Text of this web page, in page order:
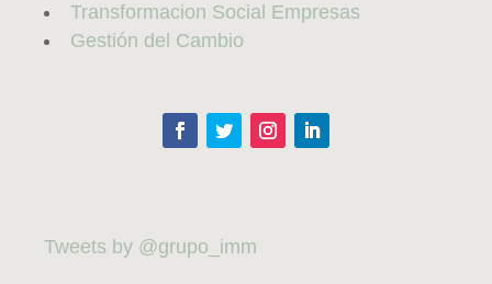
Transformacion Social Empresas
Gestión del Cambio
Tweets by @grupo_imm